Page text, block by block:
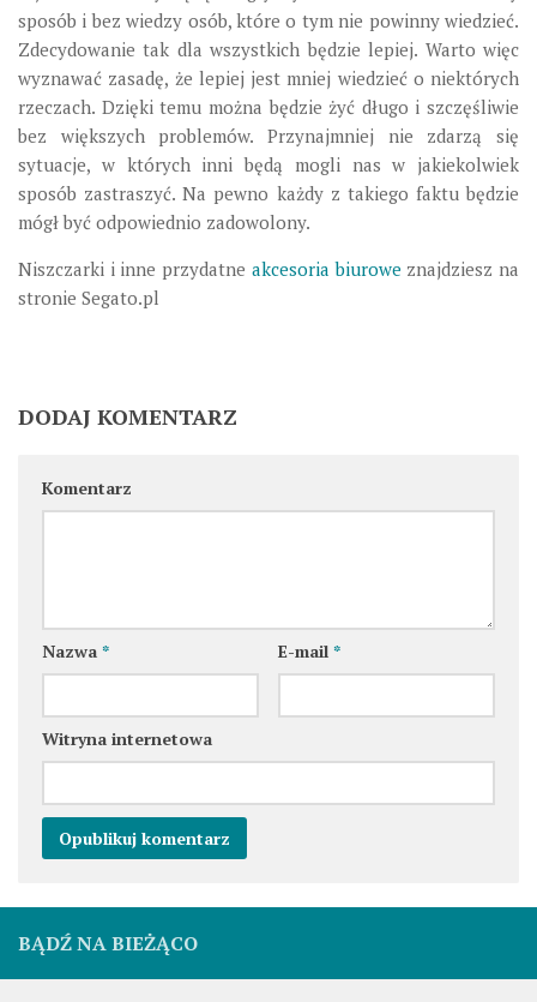
sposób i bez wiedzy osób, które o tym nie powinny wiedzieć.
Zdecydowanie tak dla wszystkich będzie lepiej. Warto więc
wyznawać zasadę, że lepiej jest mniej wiedzieć o niektórych
rzeczach. Dzięki temu można będzie żyć długo i szczęśliwie
bez większych problemów. Przynajmniej nie zdarzą się
sytuacje, w których inni będą mogli nas w jakiekolwiek
sposób zastraszyć. Na pewno każdy z takiego faktu będzie
mógł być odpowiednio zadowolony.
Niszczarki i inne przydatne akcesoria biurowe znajdziesz na
stronie Segato.pl
DODAJ KOMENTARZ
Komentarz
Nazwa * E-mail *
Witryna internetowa
BĄDŹ NA BIEŻĄCO